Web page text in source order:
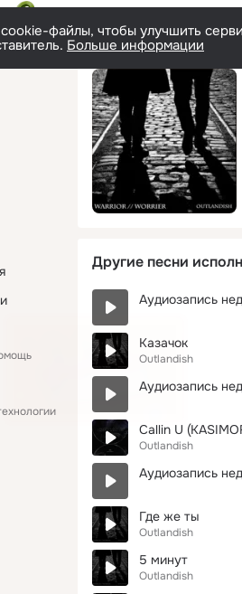
файлы, чтобы улучшить
Больше информации
Другие песни
Аудиозапись
Казачок
Outlandish
Аудиозапись
Callin U
Outlandish
Аудиозапись
Где же ты
Outlandish
5 минут
Outlandish